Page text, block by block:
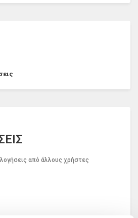
από άλλους χρήστες